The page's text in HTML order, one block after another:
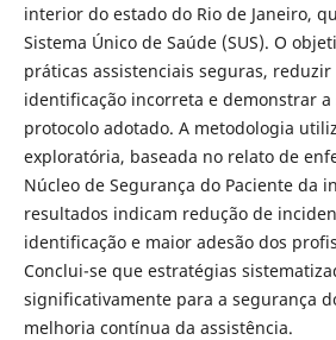
interior do estado do Rio de Janeiro,
Sistema Único de Saúde (SUS). O
práticas assistenciais seguras, reduzir
identificação incorreta e demonstrar a
protocolo adotado. A metodologia
exploratória, baseada no relato de
Núcleo de Segurança do Paciente da
resultados indicam redução de
identificação e maior adesão dos
Conclui-se que estratégias
significativamente para a segurança
melhoria contínua da assistência.